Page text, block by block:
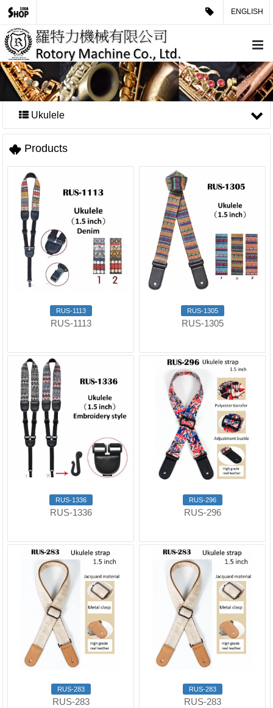
ENGLISH
Ukulele
Products
RUS-1113
RUS-1113
RUS-1305
RUS-1305
RUS-1336
RUS-1336
RUS-296
RUS-296
RUS-283
RUS-283
RUS-283
RUS-283